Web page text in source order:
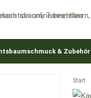
& Zubehör
Start